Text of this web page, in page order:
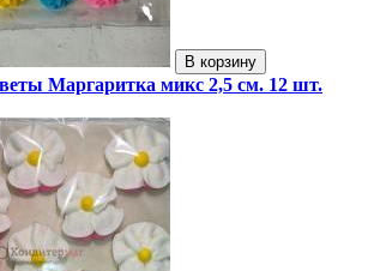
В корзину
Маргаритка микс 2,5 см. 12 шт.